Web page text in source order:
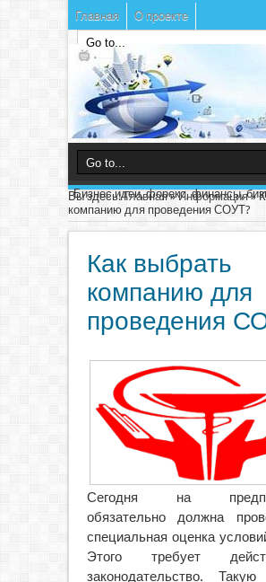
Главная О проекте
Бизнес идеи, форекс, финансы,
Вы здесь:Главная»Информация»
компанию для проведения СОУТ?
Как выбрать
компанию для
проведения
Сегодня на
обязательно должна
специальная оценка
Этого требует
законодательство.